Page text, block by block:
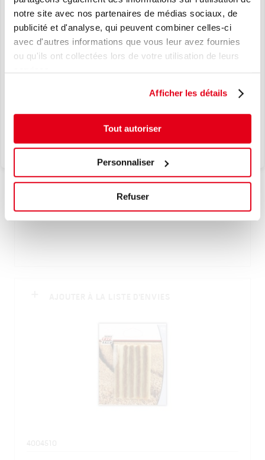
notre site avec nos partenaires de médias sociaux, de
publicité et d'analyse, qui peuvent combiner celles-ci
avec d'autres informations que vous leur avez fournies
ou qu'ils ont collectées lors de votre utilisation de leurs
Afficher les détails
Tout autoriser
Personnaliser
Refuser
2129480
VISSE ET DEVISSE MECANISME & BOUCHON
AJOUTER À LA LISTE D'ENVIES
4004510
NOUVEAU
LE TPMS, EN TOUTE SIMPLICITÉ.
Je découvre